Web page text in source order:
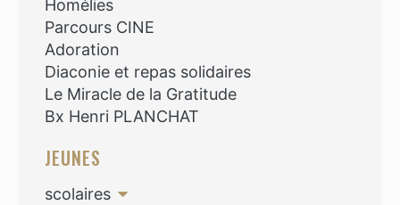
Homélies
Parcours CINE
Adoration
Diaconie et repas solidaires
Le Miracle de la Gratitude
Bx Henri PLANCHAT
JEUNES
scolaires